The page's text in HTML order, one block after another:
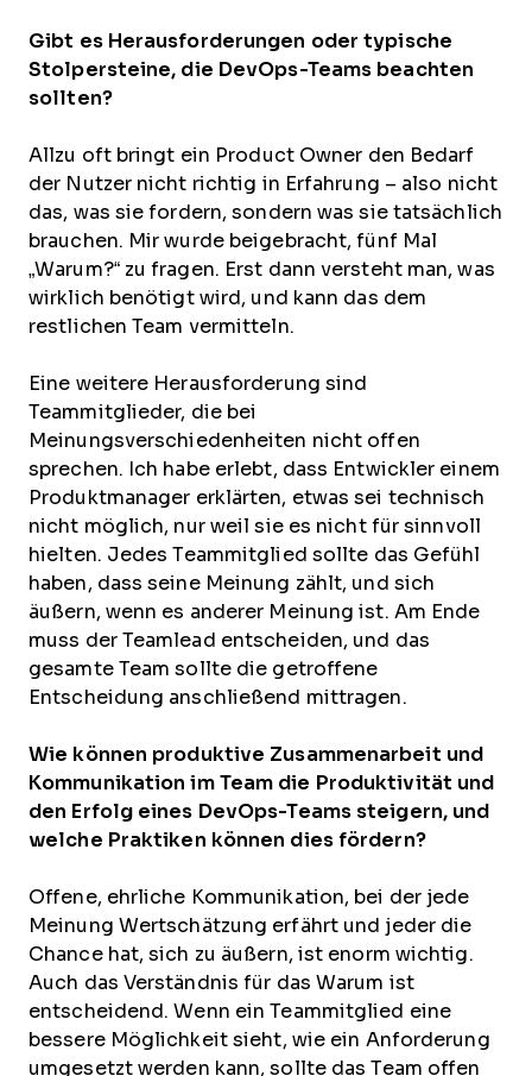
Gibt es Herausforderungen oder typische
Stolpersteine, die DevOps-Teams beachten
sollten?
Allzu oft bringt ein Product Owner den Bedarf
der Nutzer nicht richtig in Erfahrung – also nicht
das, was sie fordern, sondern was sie tatsächlich
brauchen. Mir wurde beigebracht, fünf Mal
„Warum?“ zu fragen. Erst dann versteht man, was
wirklich benötigt wird, und kann das dem
restlichen Team vermitteln.
Eine weitere Herausforderung sind
Teammitglieder, die bei
Meinungsverschiedenheiten nicht offen
sprechen. Ich habe erlebt, dass Entwickler einem
Produktmanager erklärten, etwas sei technisch
nicht möglich, nur weil sie es nicht für sinnvoll
hielten. Jedes Teammitglied sollte das Gefühl
haben, dass seine Meinung zählt, und sich
äußern, wenn es anderer Meinung ist. Am Ende
muss der Teamlead entscheiden, und das
gesamte Team sollte die getroffene
Entscheidung anschließend mittragen.
Wie können produktive Zusammenarbeit und
Kommunikation im Team die Produktivität und
den Erfolg eines DevOps-Teams steigern, und
welche Praktiken können dies fördern?
Offene, ehrliche Kommunikation, bei der jede
Meinung Wertschätzung erfährt und jeder die
Chance hat, sich zu äußern, ist enorm wichtig.
Auch das Verständnis für das Warum ist
entscheidend. Wenn ein Teammitglied eine
bessere Möglichkeit sieht, wie ein Anforderung
umgesetzt werden kann, sollte das Team offen